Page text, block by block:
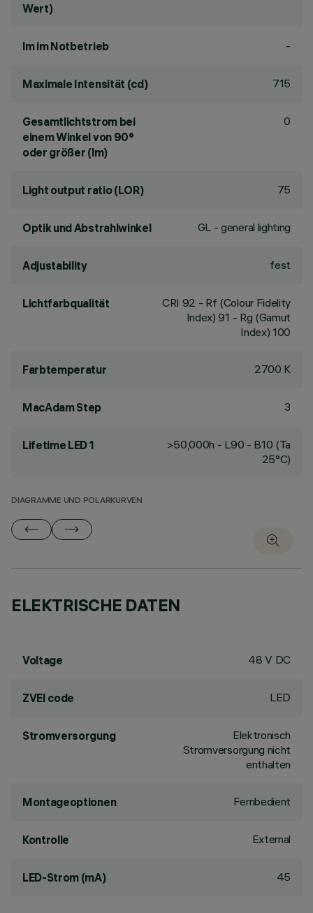
Wert)
lm im Notbetrieb -
Maximale Intensität (cd) 715
Gesamtlichtstrom bei
einem Winkel von 90°
oder größer (lm)
0
Light output ratio (LOR) 75
Optik und Abstrahlwinkel GL - general lighting
Adjustability fest
Lichtfarbqualität CRI 92 - Rf (Colour Fidelity
Index) 91 - Rg (Gamut
Index) 100
Farbtemperatur 2700 K
MacAdam Step 3
Lifetime LED 1
>50,000h - L90 - B10 (Ta
25°C)
DIAGRAMME UND POLARKURVEN
ELEKTRISCHE DATEN
Voltage 48 V DC
ZVEI code LED
Stromversorgung
Elektronisch
Stromversorgung nicht
enthalten
Montageoptionen Fernbedient
Kontrolle External
LED-Strom (mA) 45